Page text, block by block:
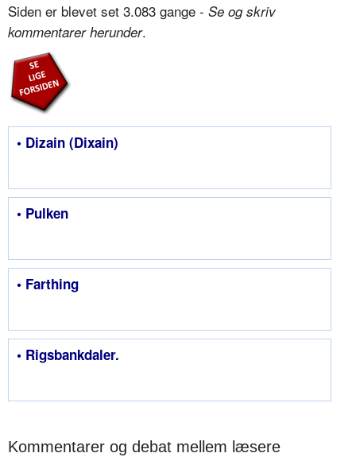
Siden er blevet set 3.083 gange - Se og skriv
kommentarer herunder.
• Dizain (Dixain)
• Pulken
• Farthing
• Rigsbankdaler.
Kommentarer og debat mellem læsere